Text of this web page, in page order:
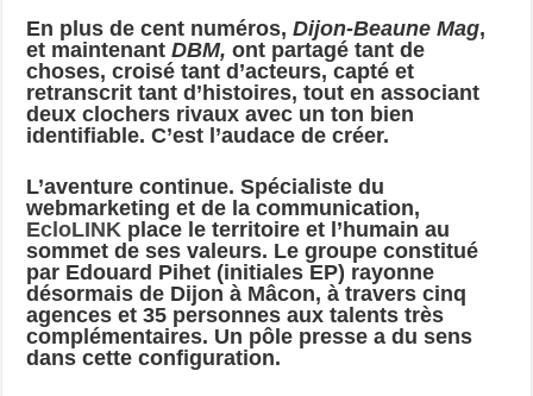
En plus de cent numéros,Dijon-Beaune Mag,
et maintenantDBM, ont partagé tant de
choses, croisé tant d’acteurs, capté et
retranscrit tant d’histoires, tout en associant
deux clochers rivaux avec un ton bien
identifiable. C’est l’audace de créer.
L’aventure continue. Spécialiste du
webmarketing et de la communication,
EcloLINK place le territoire et l’humain au
sommet de ses valeurs. Le groupe constitué
par Edouard Pihet (initiales EP) rayonne
désormais de Dijon à Mâcon, à travers cinq
agences et 35 personnes aux talents très
complémentaires. Un pôle presse a du sens
dans cette configuration.